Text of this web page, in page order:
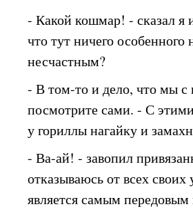
- Какой кошмар! - сказал я
что тут ничего
несчастным?
- В том-то и дело, что мы с
посмотрите сами. - С
у гориллы нагайку и
- Ва-ай! - завопил
отказываюсь от всех
является самым